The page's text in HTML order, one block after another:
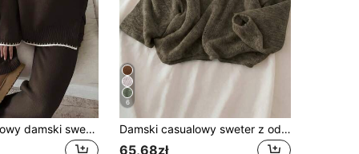
Flirla 2-częściowy damski sweter z kontrastowym wykończeniem, okrągły dekolt, obniżone ramiona, długi rękaw, luźny, rozcięty dół
6
Damski casualowy sweter z odkrytymi ramionami, top o średniej rozciągliwości na jesień i zimę, do warstwowego ubioru na powrót do szkoły, pranie ręczne/czyszczenie chemiczne, sweter, odzież zimowa
65,68zł